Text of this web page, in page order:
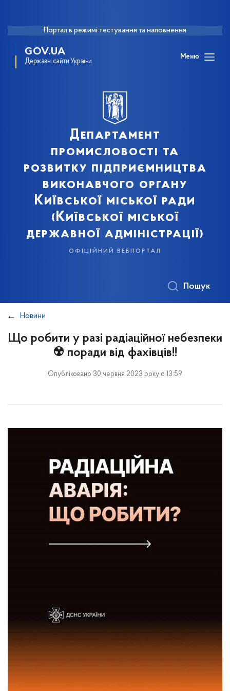
Портал в режимі тестування та наповнення
GOV.UA
Державні сайти України
Меню
Департамент
промисловості та
розвитку підприємництва
виконавчого органу
Київської міської ради
(Київської міської
державної адміністрації)
офіційний вебпортал
Пошук
Новини
Що робити у разі радіаційної небезпеки
☢️ поради від фахівців!!
Опубліковано 30 червня 2023 року о 13:59